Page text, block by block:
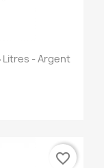
Litres - Argent
favorite_border